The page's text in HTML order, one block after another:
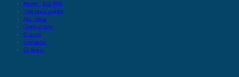
Акции - Б/У АКБ
Торговые марки
Доставка
Покупателю
Статьи
Контакты
Отзывы